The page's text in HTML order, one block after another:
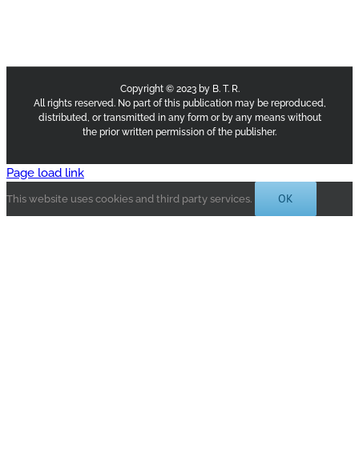
Copyright © 2023 by B. T. R.
All rights reserved. No part of this publication may be reproduced,
distributed, or transmitted in any form or by any means without
the prior written permission of the publisher.
Page load link
This website uses cookies and third party services. OK